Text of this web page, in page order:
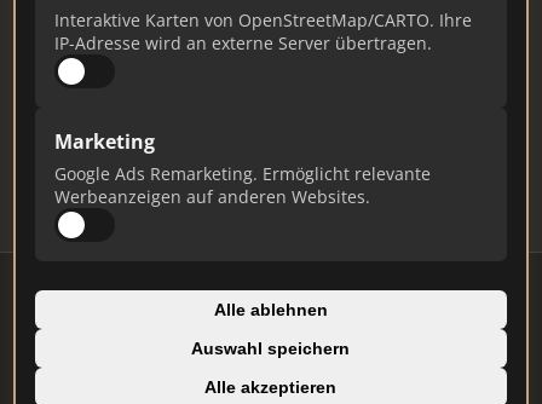
Interaktive Karten von OpenStreetMap/CARTO. Ihre
IP-Adresse wird an externe Server übertragen.
Marketing
Google Ads Remarketing. Ermöglicht relevante
Werbeanzeigen auf anderen Websites.
Alle ablehnen
Auswahl speichern
Alle akzeptieren
Ist das Ihr Unternehmen?
Verifizieren Sie Ihr Profil, bearbeiten Sie Ihre
Updates.
Profil beanspruchen